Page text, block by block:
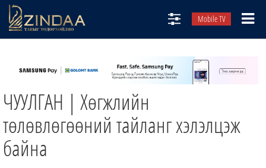
Mobile TV
ТВ8
ӨГЛӨӨНИЙ СОНИН
ЗИНДАА СЭТГҮҮЛ
ЧУУЛГАН | Хөгжлийн
төлөвлөгөөний тайланг хэлэлцэж
байна